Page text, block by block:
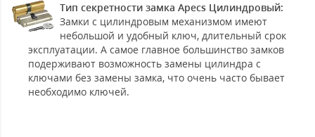
Тип секретности замка Apecs Цилиндровый:
Замки с цилиндровым механизмом имеют
небольшой и удобный ключ, длительный срок
эксплуатации. А самое главное большинство замков
подерживают возможность замены цилиндра с
ключами без замены замка, что очень часто бывает
необходимо ключей.